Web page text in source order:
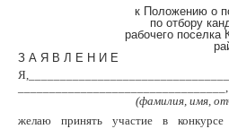
к Положению о
по отбору
рабочего поселка
З А Я В Л Е Н И Е
_________________________________,
(фамилия, имя,
желаю принять участие в